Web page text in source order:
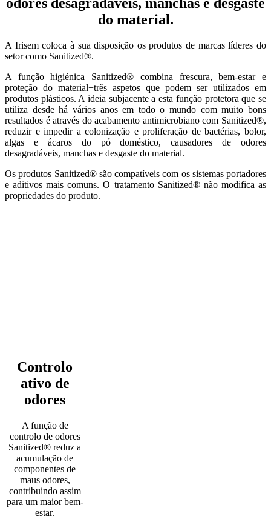
do material.
A Irisem coloca à sua disposição os produtos de marcas líderes do
setor como Sanitized®.
A função higiénica Sanitized® combina frescura, bem-estar e
proteção do material−três aspetos que podem ser utilizados em
produtos plásticos. A ideia subjacente a esta função protetora que se
utiliza desde há vários anos em todo o mundo com muito bons
resultados é através do acabamento antimicrobiano com Sanitized®,
reduzir e impedir a colonização e proliferação de bactérias, bolor,
algas e ácaros do pó doméstico, causadores de odores
desagradáveis, manchas e desgaste do material.
Os produtos Sanitized® são compatíveis com os sistemas portadores
e aditivos mais comuns. O tratamento Sanitized® não modifica as
propriedades do produto.
Controlo
ativo de
odores
A função de
controlo de odores
Sanitized® reduz a
acumulação de
componentes de
maus odores,
contribuindo assim
para um maior bem-
estar.